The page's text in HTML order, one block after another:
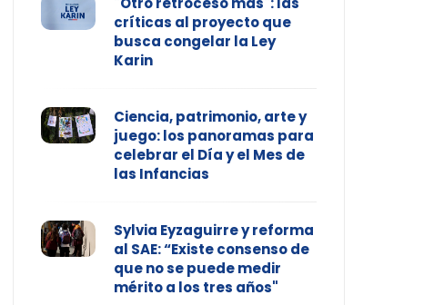
críticas al proyecto que
busca congelar la Ley
Karin
Ciencia, patrimonio, arte y
juego: los panoramas para
celebrar el Día y el Mes de
las Infancias
Sylvia Eyzaguirre y reforma
al SAE: “Existe consenso de
que no se puede medir
mérito a los tres años"